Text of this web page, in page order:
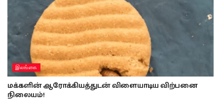
இலங்கை
மக்களின் ஆரோக்கியத்துடன் விளையாடிய விற்பனை
நிலையம்!